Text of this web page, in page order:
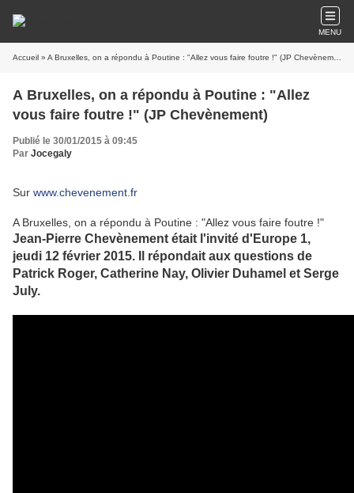
MENU
Accueil » A Bruxelles, on a répondu à Poutine : "Allez vous faire foutre !" (JP Chevènement)
A Bruxelles, on a répondu à Poutine : "Allez
vous faire foutre !" (JP Chevènement)
Publié le 30/01/2015 à 09:45
Par Jocegaly
Sur www.chevenement.fr
A Bruxelles, on a répondu à Poutine : "Allez vous faire foutre !"
Jean-Pierre Chevènement était l'invité d'Europe 1,
jeudi 12 février 2015. Il répondait aux questions de
Patrick Roger, Catherine Nay, Olivier Duhamel et Serge
July.